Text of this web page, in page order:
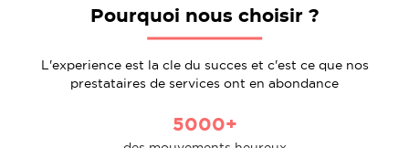
Pourquoi nous choisir ?
L'experience est la cle du succes et c'est ce que nos
prestataires de services ont en abondance
5000+